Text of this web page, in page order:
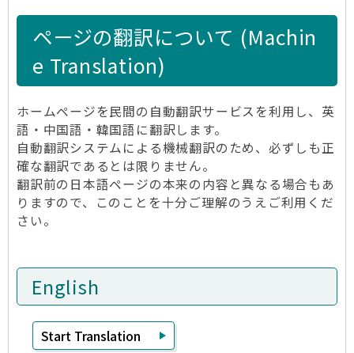
ページの翻訳について (Machin
e Translation)
ホームページを民間の自動翻訳サービスを利用し、英
語・中国語・韓国語に翻訳します。
自動翻訳システムによる機械翻訳のため、必ずしも正
確な翻訳であるとは限りません。
翻訳前の日本語ページの本来の内容と異なる場合もあ
りますので、このことを十分ご理解のうえご利用くだ
さい。
English
Start Translation